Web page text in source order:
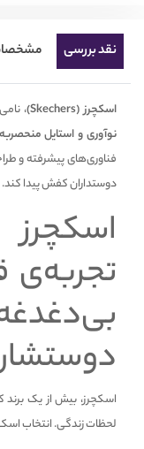
نقد بررسی
اسکچرز (Skechers) ،
نوآوری و استایل
فناوری‌های پیشرفته و
دوستداران کفش پیدا کند.
اسکچرز، بیش از یک
لحظات زندگی. انتخاب